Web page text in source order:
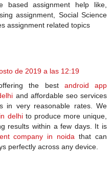
based assignment help like,
assignment, Social Science
assignment related topics
de 2019 a las 12:19
the best android app
and affordable seo services
in very reasonable rates. We
delhito produce more unique,
results within a few days. It is
company in noida that can
perfectly across any device.